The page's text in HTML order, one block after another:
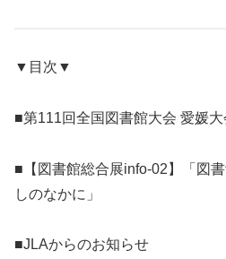
▼目次▼
■第111回全国図書館大会 愛媛
■【図書館総合展info-02】「図
しのなかに」
■JLAからのお知らせ